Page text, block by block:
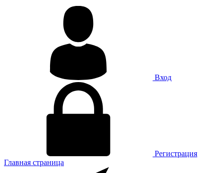
Вход
Регистрация
Главная страница